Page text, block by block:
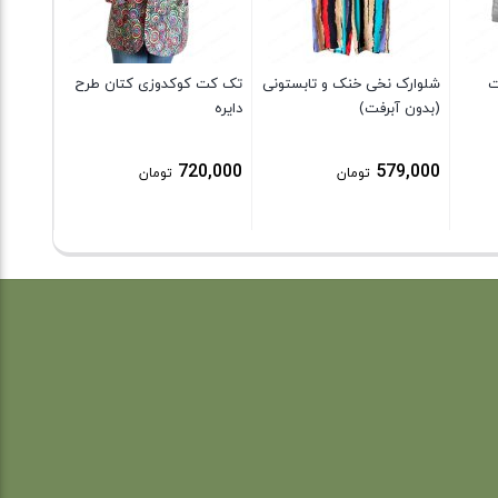
شلوارک نخی خنک و تابستونی
(بدون آبرفت)
579,000 تومان
تک کت کوکدوزی کتان طرح
دایره
720,000 تومان